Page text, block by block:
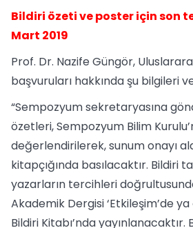
Bildiri özeti ve poster için son
Mart 2019
Prof. Dr. Nazife Güngör,
başvuruları hakkında şu bilgileri
“Sempozyum sekretaryasına
özetleri, Sempozyum Bilim
değerlendirilerek, sunum onayı
kitapçığında basılacaktır. Bildiri
yazarların tercihleri
Akademik Dergisi ‘Etkileşim’de
Bildiri Kitabı’nda